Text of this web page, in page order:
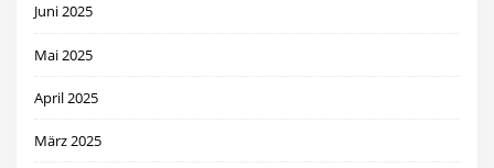
Juni 2025
Mai 2025
April 2025
März 2025